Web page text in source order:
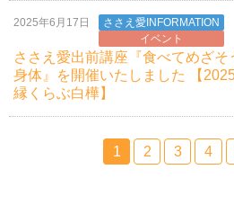
2025年6月17日
ささえ愛INFORMATION
イベント
ささえ愛出前講座『食べてめざ
身体』を開催いたしました 【
縁くらぶ白樺】
1 2 3 4